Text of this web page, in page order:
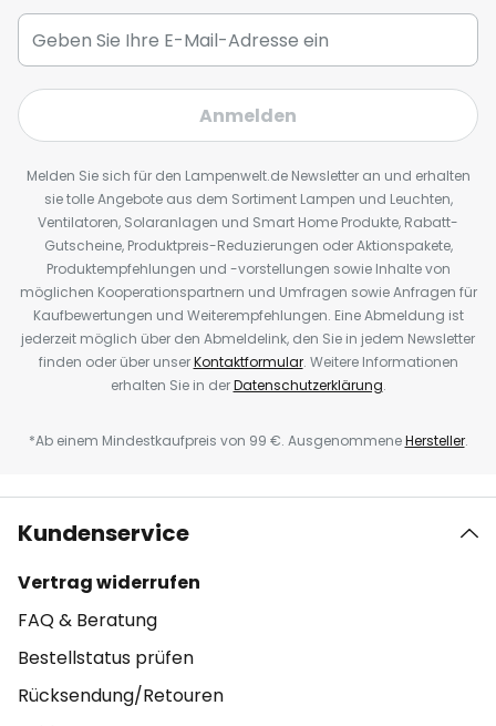
Anmelden
Melden Sie sich für den Lampenwelt.de Newsletter an und erhalten
sie tolle Angebote aus dem Sortiment Lampen und Leuchten,
Ventilatoren, Solaranlagen und Smart Home Produkte, Rabatt-
Gutscheine, Produktpreis-Reduzierungen oder Aktionspakete,
Produktempfehlungen und -vorstellungen sowie Inhalte von
möglichen Kooperationspartnern und Umfragen sowie Anfragen für
Kaufbewertungen und Weiterempfehlungen. Eine Abmeldung ist
jederzeit möglich über den Abmeldelink, den Sie in jedem Newsletter
finden oder über unserKontaktformular. Weitere Informationen
erhalten Sie in derDatenschutzerklärung.
*Ab einem Mindestkaufpreis von 99 €. AusgenommeneHersteller.
Kundenservice
Vertrag widerrufen
FAQ & Beratung
Bestellstatus prüfen
Rücksendung/Retouren